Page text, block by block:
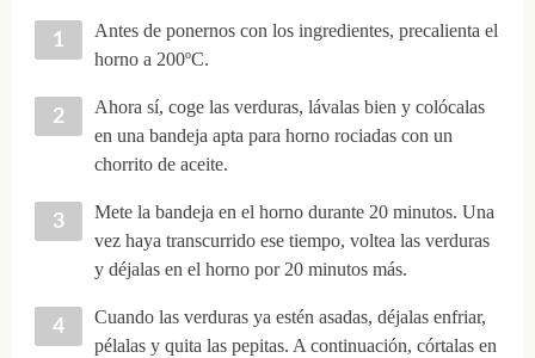
Antes de ponernos con los ingredientes, precalienta el
horno a 200ºC.
Ahora sí, coge las verduras, lávalas bien y colócalas
en una bandeja apta para horno rociadas con un
chorrito de aceite.
Mete la bandeja en el horno durante 20 minutos. Una
vez haya transcurrido ese tiempo, voltea las verduras
y déjalas en el horno por 20 minutos más.
Cuando las verduras ya estén asadas, déjalas enfriar,
pélalas y quita las pepitas. A continuación, córtalas en